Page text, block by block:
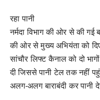
रहा पानी
नर्मदा विभाग की ओर से की गई
की ओर से मुख्य अभियंता को दिए
सांचौर लिफ्ट कैनाल को दो
दी जिससे पानी टेल तक नहीं
अलग-अलग बाराबंदी कर पानी